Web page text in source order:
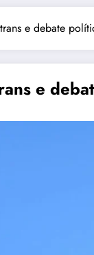
e debate
e